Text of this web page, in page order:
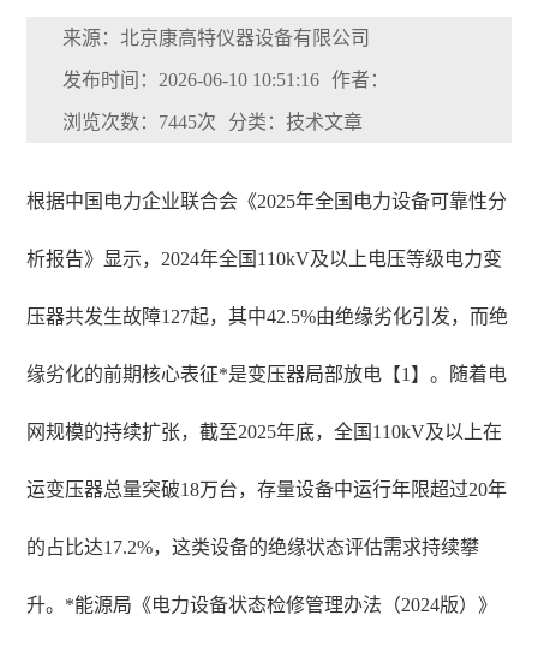
来源：北京康高特仪器设备有限公司
发布时间：2026-06-10 10:51:16 作者：
浏览次数：7445次 分类：技术文章
根据中国电力企业联合会《2025年全国电力设备可靠性分
析报告》显示，2024年全国110kV及以上电压等级电力变
压器共发生故障127起，其中42.5%由绝缘劣化引发，而绝
缘劣化的前期核心表征*是变压器局部放电【1】。随着电
网规模的持续扩张，截至2025年底，全国110kV及以上在
运变压器总量突破18万台，存量设备中运行年限超过20年
的占比达17.2%，这类设备的绝缘状态评估需求持续攀
升。*能源局《电力设备状态检修管理办法（2024版）》